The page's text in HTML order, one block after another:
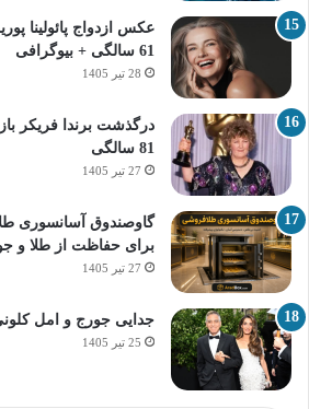
عکس ازدواج پائولینا
61 سالگی + بیوگرافی
28 تیر 1405
درگذشت برندا فریکر
81 سالگی
27 تیر 1405
گاوصندوق آسانسوری
برای حفاظت از طلا و
27 تیر 1405
جدایی جورج و امل
25 تیر 1405